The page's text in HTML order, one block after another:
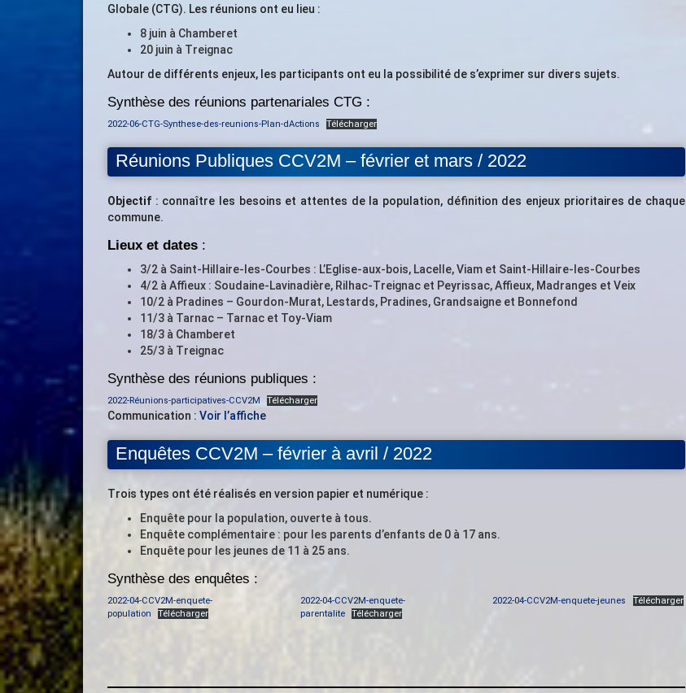
Globale (CTG). Les réunions ont eu lieu :
8 juin à Chamberet
20 juin à Treignac
Autour de différents enjeux, les participants ont eu la possibilité de s’exprimer sur divers sujets.
Synthèse des réunions partenariales CTG :
2022-06-CTG-Synthese-des-reunions-Plan-dActions Télécharger
Réunions Publiques CCV2M – février et mars / 2022
Objectif : connaître les besoins et attentes de la population, définition des enjeux prioritaires de chaque
commune.
Lieux et dates :
3/2 à Saint-Hillaire-les-Courbes : L’Eglise-aux-bois, Lacelle, Viam et Saint-Hillaire-les-Courbes
4/2 à Affieux : Soudaine-Lavinadière, Rilhac-Treignac et Peyrissac, Affieux, Madranges et Veix
10/2 à Pradines – Gourdon-Murat, Lestards, Pradines, Grandsaigne et Bonnefond
11/3 à Tarnac – Tarnac et Toy-Viam
18/3 à Chamberet
25/3 à Treignac
Synthèse des réunions publiques :
2022-Réunions-participatives-CCV2M Télécharger
Communication : Voir l’affiche
Enquêtes CCV2M – février à avril / 2022
Trois types ont été réalisés en version papier et numérique :
Enquête pour la population, ouverte à tous.
Enquête complémentaire : pour les parents d’enfants de 0 à 17 ans.
Enquête pour les jeunes de 11 à 25 ans.
Synthèse des enquêtes :
2022-04-CCV2M-enquete-
population
Télécharger
2022-04-CCV2M-enquete-
parentalite
Télécharger
2022-04-CCV2M-enquete-jeunes Télécharger